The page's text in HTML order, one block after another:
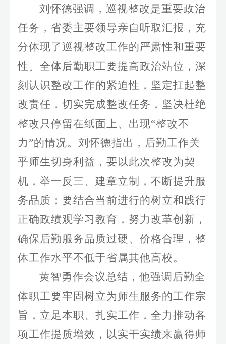
刘怀德强调，巡视整改是重要政治
任务，省委主要领导亲自听取汇报，充
分体现了巡视整改工作的严肃性和重要
性。全体后勤职工要提高政治站位，深
刻认识整改工作的紧迫性，坚定扛起整
改责任，切实完成整改任务，坚决杜绝
整改只停留在纸面上、出现“整改不
力”的情况。刘怀德指出，后勤工作关
乎师生切身利益，要以此次整改为契
机，举一反三、建章立制，不断提升服
务品质；要结合当前进行的树立和践行
正确政绩观学习教育，努力改革创新，
确保后勤服务品质过硬、价格合理，整
体工作水平不低于省属其他高校。
黄智勇作会议总结，他强调后勤全
体职工要牢固树立为师生服务的工作宗
旨，立足本职、扎实工作，全力推动各
项工作提质增效，以实干实绩来赢得师